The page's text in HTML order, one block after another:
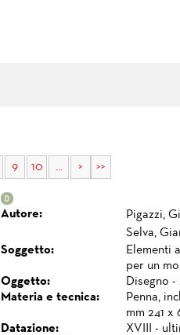
9 10 ... > >>
Autore: Pigazzi,
Selva,
Soggetto:
Elementi
per un
Oggetto:
Disegno
Materia e tecnica:
Penna,
mm 241 x
Datazione:
XVIII -